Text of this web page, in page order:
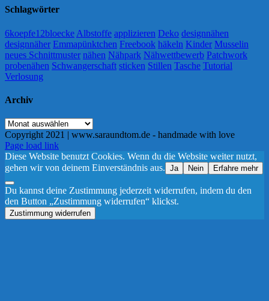
Schlagwörter
6koepfe12bloecke Albstoffe applizieren Deko designnähen
designnäher Emmapünktchen Freebook häkeln Kinder Musselin
neues Schnittmuster nähen Nähpark Nähwettbewerb Patchwork
probenähen Schwangerschaft sticken Stillen Tasche Tutorial
Verlosung
Archiv
Archiv
Copyright 2021 | www.saraundtom.de - handmade with love
Instagram
Page load link
Diese Website benutzt Cookies. Wenn du die Website weiter nutzt,
gehen wir von deinem Einverständnis aus. Ja Nein Erfahre mehr
Du kannst deine Zustimmung jederzeit widerrufen, indem du den
den Button „Zustimmung widerrufen“ klickst.
Zustimmung widerrufen